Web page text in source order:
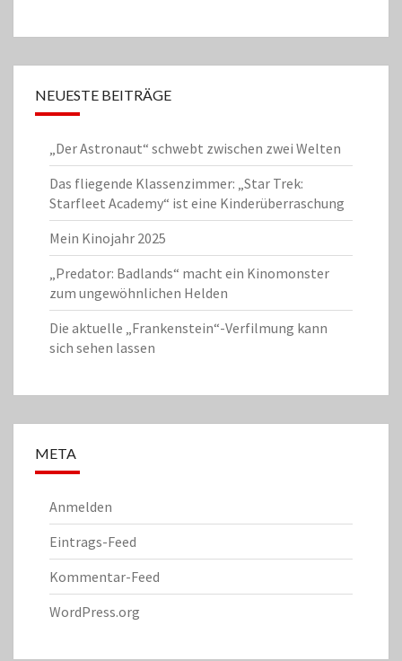
NEUESTE BEITRÄGE
„Der Astronaut“ schwebt zwischen zwei Welten
Das fliegende Klassenzimmer: „Star Trek:
Starfleet Academy“ ist eine Kinderüberraschung
Mein Kinojahr 2025
„Predator: Badlands“ macht ein Kinomonster
zum ungewöhnlichen Helden
Die aktuelle „Frankenstein“-Verfilmung kann
sich sehen lassen
META
Anmelden
Eintrags-Feed
Kommentar-Feed
WordPress.org